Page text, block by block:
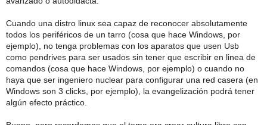
Cuando una distro linux sea capaz de reconocer absolutamente
todos los periféricos de un tarro (cosa que hace Windows, por
ejemplo), no tenga problemas con los aparatos que usen Usb
como pendrives para ser usados sin tener que escribir en linea de
comandos (cosa que hace Windows, por ejemplo) o cuando no
haya que ser ingeniero nuclear para configurar una red casera (en
Windows son 3 clicks, por ejemplo), la evangelización podrá tener
algún efecto práctico.